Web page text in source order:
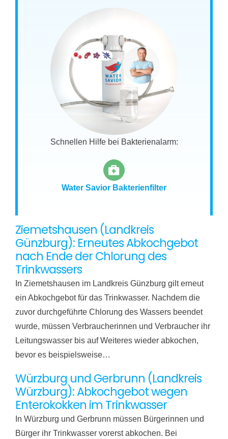
Schnellen Hilfe bei Bakterienalarm:
Water Savior Bakterienfilter
Ziemetshausen (Landkreis
Günzburg): Erneutes Abkochgebot
nach Ende der Chlorung des
Trinkwassers
In Ziemetshausen im Landkreis Günzburg gilt erneut
ein Abkochgebot für das Trinkwasser. Nachdem die
zuvor durchgeführte Chlorung des Wassers beendet
wurde, müssen Verbraucherinnen und Verbraucher ihr
Leitungswasser bis auf Weiteres wieder abkochen,
bevor es beispielsweise…
Würzburg und Gerbrunn (Landkreis
Würzburg): Abkochgebot wegen
Enterokokken im Trinkwasser
In Würzburg und Gerbrunn müssen Bürgerinnen und
Bürger ihr Trinkwasser vorerst abkochen. Bei